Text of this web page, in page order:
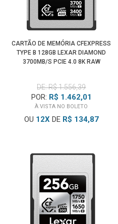
CARTÃO DE MEMÓRIA CFEXPRESS
TYPE B 128GB LEXAR DIAMOND
3700MB/S PCIE 4.0 8K RAW
DE: R$ 1.556,39
POR: R$ 1.462,01
À VISTA NO BOLETO
OU 12XDE R$ 134,87